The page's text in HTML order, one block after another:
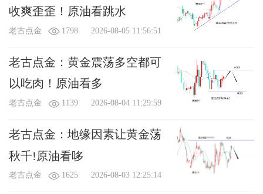
收爽歪歪！原油看跳水
老古点金 1798 2026-08-05 11:56:51
老古点金：黄金震荡多空都可
以吃肉！原油看多
老古点金 1139 2026-08-04 11:29:59
老古点金：地缘因素让黄金荡
秋千!原油看哆
老古点金 1625 2026-08-03 12:25:14